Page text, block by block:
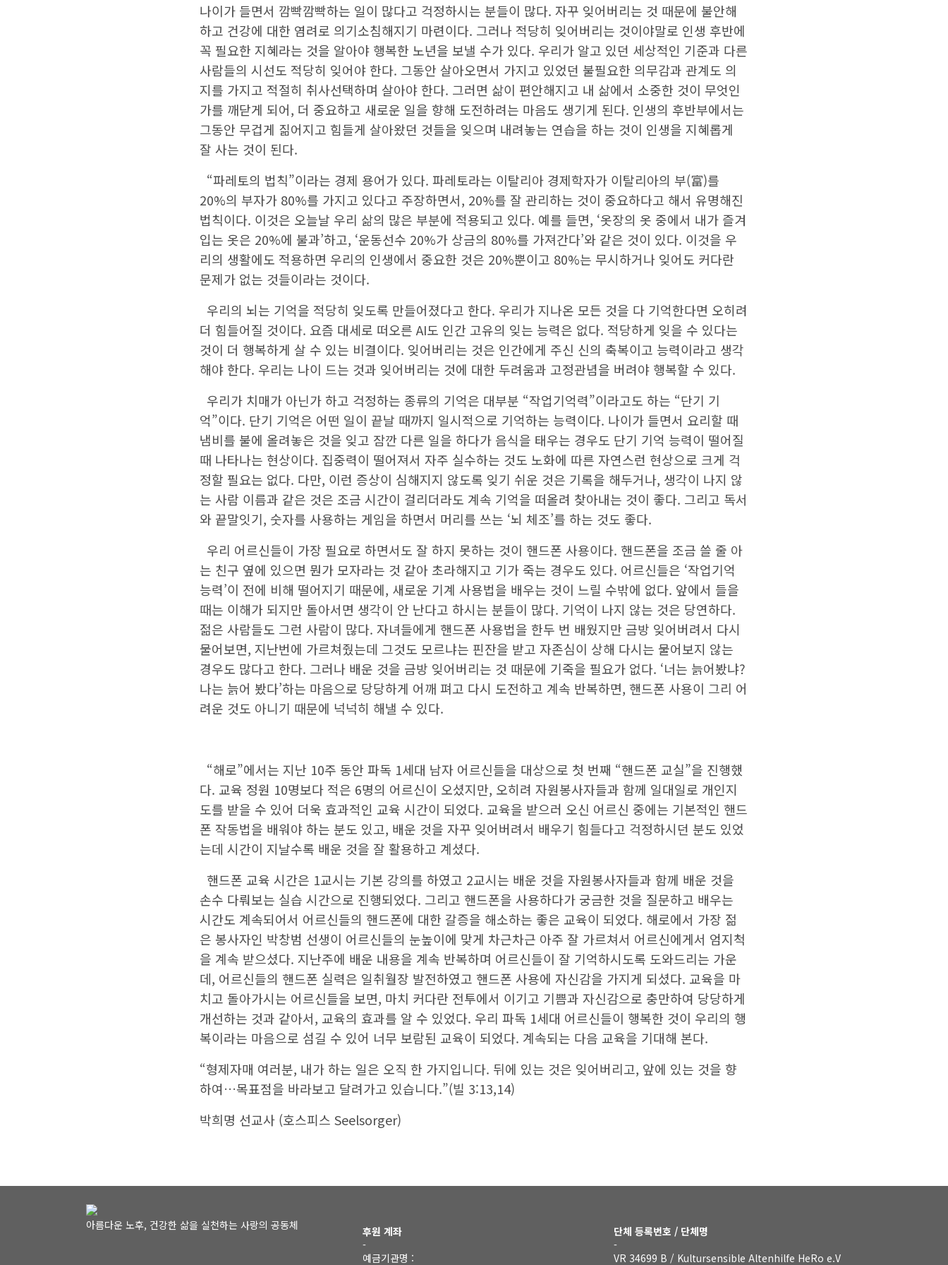
나이가 들면서 깜빡깜빡하는 일이 많다고 걱정하시는 분들이 많다. 자꾸 잊어버리는 것 때문에 불안해
하고 건강에 대한 염려로 의기소침해지기 마련이다. 그러나 적당히 잊어버리는 것이야말로 인생 후반에
꼭 필요한 지혜라는 것을 알아야 행복한 노년을 보낼 수가 있다. 우리가 알고 있던 세상적인 기준과 다른
사람들의 시선도 적당히 잊어야 한다. 그동안 살아오면서 가지고 있었던 불필요한 의무감과 관계도 의
지를 가지고 적절히 취사선택하며 살아야 한다. 그러면 삶이 편안해지고 내 삶에서 소중한 것이 무엇인
가를 깨닫게 되어, 더 중요하고 새로운 일을 향해 도전하려는 마음도 생기게 된다. 인생의 후반부에서는
그동안 무겁게 짊어지고 힘들게 살아왔던 것들을 잊으며 내려놓는 연습을 하는 것이 인생을 지혜롭게
잘 사는 것이 된다.
“파레토의 법칙”이라는 경제 용어가 있다. 파레토라는 이탈리아 경제학자가 이탈리아의 부(富)를
20%의 부자가 80%를 가지고 있다고 주장하면서, 20%를 잘 관리하는 것이 중요하다고 해서 유명해진
법칙이다. 이것은 오늘날 우리 삶의 많은 부분에 적용되고 있다. 예를 들면, ‘옷장의 옷 중에서 내가 즐겨
입는 옷은 20%에 불과’하고, ‘운동선수 20%가 상금의 80%를 가져간다’와 같은 것이 있다. 이것을 우
리의 생활에도 적용하면 우리의 인생에서 중요한 것은 20%뿐이고 80%는 무시하거나 잊어도 커다란
문제가 없는 것들이라는 것이다.
우리의 뇌는 기억을 적당히 잊도록 만들어졌다고 한다. 우리가 지나온 모든 것을 다 기억한다면 오히려
더 힘들어질 것이다. 요즘 대세로 떠오른 AI도 인간 고유의 잊는 능력은 없다. 적당하게 잊을 수 있다는
것이 더 행복하게 살 수 있는 비결이다. 잊어버리는 것은 인간에게 주신 신의 축복이고 능력이라고 생각
해야 한다. 우리는 나이 드는 것과 잊어버리는 것에 대한 두려움과 고정관념을 버려야 행복할 수 있다.
우리가 치매가 아닌가 하고 걱정하는 종류의 기억은 대부분 “작업기억력”이라고도 하는 “단기 기
억”이다. 단기 기억은 어떤 일이 끝날 때까지 일시적으로 기억하는 능력이다. 나이가 들면서 요리할 때
냄비를 불에 올려놓은 것을 잊고 잠깐 다른 일을 하다가 음식을 태우는 경우도 단기 기억 능력이 떨어질
때 나타나는 현상이다. 집중력이 떨어져서 자주 실수하는 것도 노화에 따른 자연스런 현상으로 크게 걱
정할 필요는 없다. 다만, 이런 증상이 심해지지 않도록 잊기 쉬운 것은 기록을 해두거나, 생각이 나지 않
는 사람 이름과 같은 것은 조금 시간이 걸리더라도 계속 기억을 떠올려 찾아내는 것이 좋다. 그리고 독서
와 끝말잇기, 숫자를 사용하는 게임을 하면서 머리를 쓰는 ‘뇌 체조’를 하는 것도 좋다.
우리 어르신들이 가장 필요로 하면서도 잘 하지 못하는 것이 핸드폰 사용이다. 핸드폰을 조금 쓸 줄 아
는 친구 옆에 있으면 뭔가 모자라는 것 같아 초라해지고 기가 죽는 경우도 있다. 어르신들은 ‘작업기억
능력’이 전에 비해 떨어지기 때문에, 새로운 기계 사용법을 배우는 것이 느릴 수밖에 없다. 앞에서 들을
때는 이해가 되지만 돌아서면 생각이 안 난다고 하시는 분들이 많다. 기억이 나지 않는 것은 당연하다.
젊은 사람들도 그런 사람이 많다. 자녀들에게 핸드폰 사용법을 한두 번 배웠지만 금방 잊어버려서 다시
물어보면, 지난번에 가르쳐줬는데 그것도 모르냐는 핀잔을 받고 자존심이 상해 다시는 물어보지 않는
경우도 많다고 한다. 그러나 배운 것을 금방 잊어버리는 것 때문에 기죽을 필요가 없다. ‘너는 늙어봤냐?
나는 늙어 봤다’하는 마음으로 당당하게 어깨 펴고 다시 도전하고 계속 반복하면, 핸드폰 사용이 그리 어
려운 것도 아니기 때문에 넉넉히 해낼 수 있다.
“해로”에서는 지난 10주 동안 파독 1세대 남자 어르신들을 대상으로 첫 번째 “핸드폰 교실”을 진행했
다. 교육 정원 10명보다 적은 6명의 어르신이 오셨지만, 오히려 자원봉사자들과 함께 일대일로 개인지
도를 받을 수 있어 더욱 효과적인 교육 시간이 되었다. 교육을 받으러 오신 어르신 중에는 기본적인 핸드
폰 작동법을 배워야 하는 분도 있고, 배운 것을 자꾸 잊어버려서 배우기 힘들다고 걱정하시던 분도 있었
는데 시간이 지날수록 배운 것을 잘 활용하고 계셨다.
핸드폰 교육 시간은 1교시는 기본 강의를 하였고 2교시는 배운 것을 자원봉사자들과 함께 배운 것을
손수 다뤄보는 실습 시간으로 진행되었다. 그리고 핸드폰을 사용하다가 궁금한 것을 질문하고 배우는
시간도 계속되어서 어르신들의 핸드폰에 대한 갈증을 해소하는 좋은 교육이 되었다. 해로에서 가장 젊
은 봉사자인 박창범 선생이 어르신들의 눈높이에 맞게 차근차근 아주 잘 가르쳐서 어르신에게서 엄지척
을 계속 받으셨다. 지난주에 배운 내용을 계속 반복하며 어르신들이 잘 기억하시도록 도와드리는 가운
데, 어르신들의 핸드폰 실력은 일취월장 발전하였고 핸드폰 사용에 자신감을 가지게 되셨다. 교육을 마
치고 돌아가시는 어르신들을 보면, 마치 커다란 전투에서 이기고 기쁨과 자신감으로 충만하여 당당하게
개선하는 것과 같아서, 교육의 효과를 알 수 있었다. 우리 파독 1세대 어르신들이 행복한 것이 우리의 행
복이라는 마음으로 섬길 수 있어 너무 보람된 교육이 되었다. 계속되는 다음 교육을 기대해 본다.
“형제자매 여러분, 내가 하는 일은 오직 한 가지입니다. 뒤에 있는 것은 잊어버리고, 앞에 있는 것을 향
하여…목표점을 바라보고 달려가고 있습니다.”(빌 3:13,14)
박희명 선교사 (호스피스 Seelsorger)
아름다운 노후, 건강한 삶을 실천하는 사랑의 공동체
후원 계좌
-
예금기관명 :
단체 등록번호 / 단체명
-
VR 34699 B / Kultursensible Altenhilfe HeRo e.V